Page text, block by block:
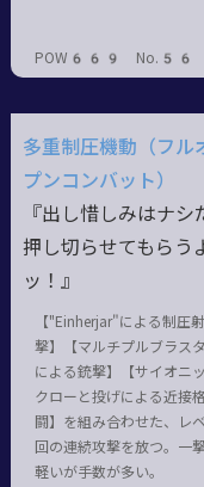
POW669 No.56
多重制圧機動（フル
プンコンバット）
『出し惜しみはナシ
押し切らせてもらう
ッ！』
【"Einherjar"による制圧射
撃】【マルチプルブラス
による銃撃】【サイオニ
クローと投げによる近接格
闘】を組み合わせた、レ
回の連続攻撃を放つ。一
軽いが手数が多い。